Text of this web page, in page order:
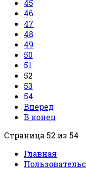
45
46
47
48
49
50
51
52
53
54
Вперед
В конец
Страница 52 из 54
Главная